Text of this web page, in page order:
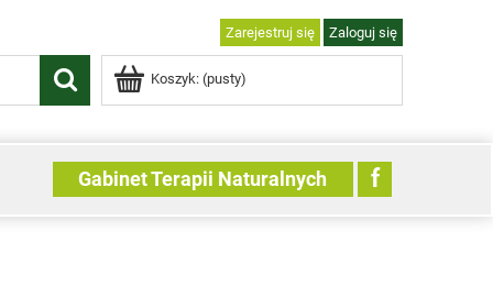
Zarejestruj się Zaloguj się
Koszyk: (pusty)
f
Gabinet Terapii Naturalnych